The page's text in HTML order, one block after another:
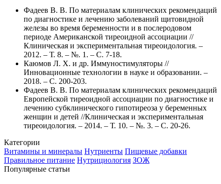
Фадеев В. В. По материалам клинических рекомендаций
по диагностике и лечению заболеваний щитовидной
железы во время беременности и в послеродовом
периоде Американской тиреоидной ассоциации //
Клиническая и экспериментальная тиреоидология. –
2012. – Т. 8. – №. 1. – С. 7-18.
Каюмов Л. Х. и др. Иммуностимуляторы //
Инновационные технологии в науке и образовании. –
2018. – С. 200-203.
Фадеев В. В. По материалам клинических рекомендаций
Европейской тиреоидной ассоциации по диагностике и
лечению субклинического гипотиреоза у беременных
женщин и детей //Клиническая и экспериментальная
тиреоидология. – 2014. – Т. 10. – №. 3. – С. 20-26.
Категории
Витамины и минералы Нутриенты Пищевые добавки
Правильное питание Нутрициология ЗОЖ
Популярные статьи